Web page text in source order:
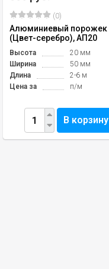
(0)
Алюминиевый порожек
(Цвет-серебро), АП20
Высота
20 мм
Ширина
50 мм
Длина
2-6 м
Цена за
п/м
В корзину